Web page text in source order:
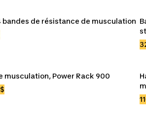
bandes de résistance de musculation
musculation, Power Rack 900